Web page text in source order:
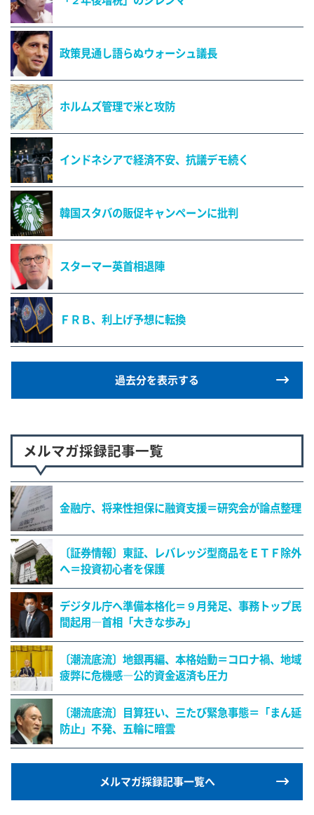
政策見通し語らぬウォーシュ議長
ホルムズ管理で米と攻防
インドネシアで経済不安、抗議デモ続く
韓国スタバの販促キャンペーンに批判
スターマー英首相退陣
ＦＲＢ、利上げ予想に転換
過去分を表示する
メルマガ採録記事一覧
金融庁、将来性担保に融資支援＝研究会が論点整理
〔証券情報〕東証、レバレッジ型商品をＥＴＦ除外
へ＝投資初心者を保護
デジタル庁へ準備本格化＝９月発足、事務トップ民
間起用―首相「大きな歩み」
〔潮流底流〕地銀再編、本格始動＝コロナ禍、地域
疲弊に危機感―公的資金返済も圧力
〔潮流底流〕目算狂い、三たび緊急事態＝「まん延
防止」不発、五輪に暗雲
メルマガ採録記事一覧へ